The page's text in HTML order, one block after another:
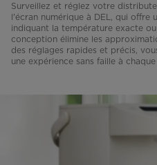
Surveillez et réglez votre
l'écran numérique à DEL, qui offre
indiquant la température exacte
conception élimine les
des réglages rapides et précis,
une expérience sans faille à